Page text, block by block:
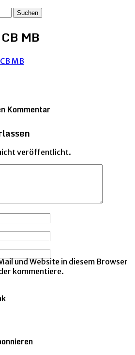
MB
Kommentar
veröffentlicht.
und Website in diesem Browser
kommentiere.